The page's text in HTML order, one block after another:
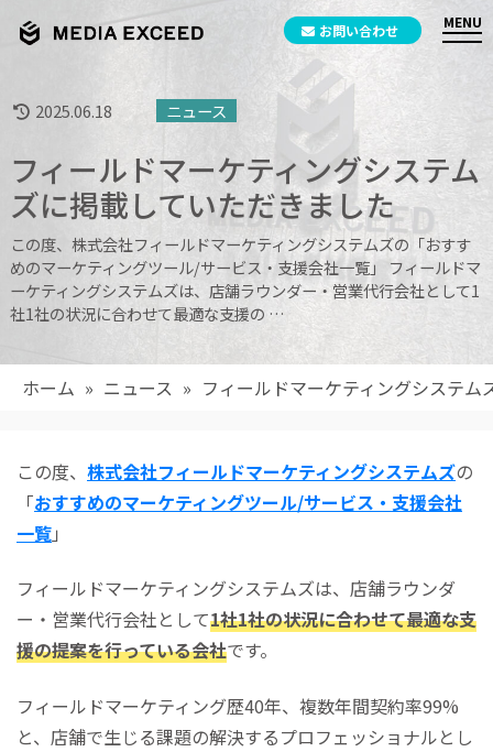
お問い合わせ
2025.06.18 ニュース
フィールドマーケティングシステム
ズに掲載していただきました
この度、株式会社フィールドマーケティングシステムズの「おすす
めのマーケティングツール/サービス・支援会社一覧」 フィールドマ
ーケティングシステムズは、店舗ラウンダー・営業代行会社として1
社1社の状況に合わせて最適な支援の …
ホーム » ニュース » フィールドマーケティングシステ
この度、 株式会社フィールドマーケティングシステムズの
「おすすめのマーケティングツール/サービス・支援会社
一覧」
フィールドマーケティングシステムズは、店舗ラウンダ
ー・営業代行会社として1社1社の状況に合わせて最適な支
援の提案を行っている会社です。
フィールドマーケティング歴40年、複数年間契約率99%
と、店舗で生じる課題の解決するプロフェッショナルとし